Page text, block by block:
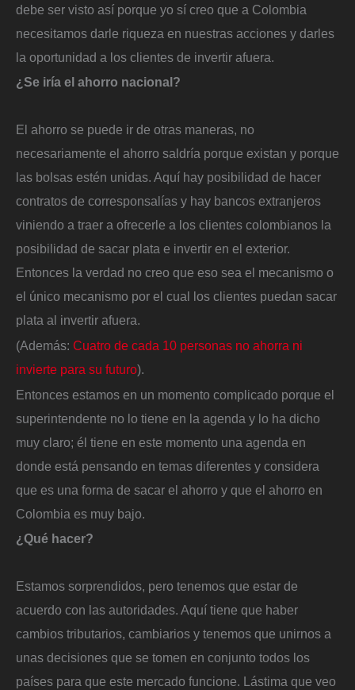
debe ser visto así porque yo sí creo que a Colombia
necesitamos darle riqueza en nuestras acciones y darles
la oportunidad a los clientes de invertir afuera.
¿Se iría el ahorro nacional?
El ahorro se puede ir de otras maneras, no
necesariamente el ahorro saldría porque existan y porque
las bolsas estén unidas. Aquí hay posibilidad de hacer
contratos de corresponsalías y hay bancos extranjeros
viniendo a traer a ofrecerle a los clientes colombianos la
posibilidad de sacar plata e invertir en el exterior.
Entonces la verdad no creo que eso sea el mecanismo o
el único mecanismo por el cual los clientes puedan sacar
plata al invertir afuera.
(Además: Cuatro de cada 10 personas no ahorra ni
invierte para su futuro).
Entonces estamos en un momento complicado porque el
superintendente no lo tiene en la agenda y lo ha dicho
muy claro; él tiene en este momento una agenda en
donde está pensando en temas diferentes y considera
que es una forma de sacar el ahorro y que el ahorro en
Colombia es muy bajo.
¿Qué hacer?
Estamos sorprendidos, pero tenemos que estar de
acuerdo con las autoridades. Aquí tiene que haber
cambios tributarios, cambiarios y tenemos que unirnos a
unas decisiones que se tomen en conjunto todos los
países para que este mercado funcione. Lástima que veo